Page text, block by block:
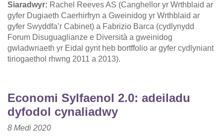
Siaradwyr: Rachel Reeves AS (Canghellor yr Wrthblaid ar
gyfer Dugiaeth Caerhirfryn a Gweinidog yr Wrthblaid ar
gyfer Swyddfa’r Cabinet) a Fabrizio Barca (cydlynydd
Forum Disuguaglianze e Diversità a gweinidog
gwladwriaeth yr Eidal gynt heb bortffolio ar gyfer cydlyniant
tiriogaethol rhwng 2011 a 2013).
Economi Sylfaenol 2.0: adeiladu
dyfodol cynaliadwy
8 Medi 2020